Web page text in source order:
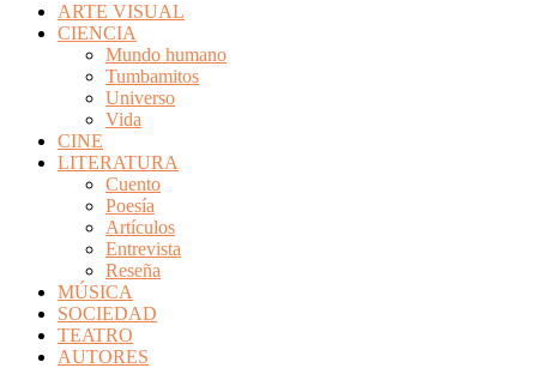
ARTE VISUAL
CIENCIA
Mundo humano
Tumbamitos
Universo
Vida
CINE
LITERATURA
Cuento
Poesía
Artículos
Entrevista
Reseña
MÚSICA
SOCIEDAD
TEATRO
AUTORES